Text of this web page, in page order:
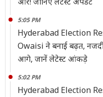
5:05 PM
Hyderabad Election
Owaisi ने बनाई बढ़त,
आगे, जानें लेटेस्ट आंकड़े
5:02 PM
Hyderabad Election